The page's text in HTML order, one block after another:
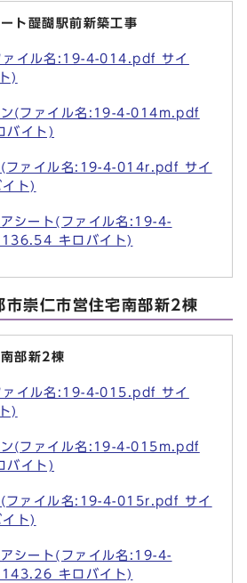
ト醍醐駅前新築工事
ァイル名:19-4-014.pdf サイ
)
ン(ファイル名:19-4-014m.pdf
バイト)
ファイル名:19-4-014r.pdf サイ
ト)
シート(ファイル名:19-4-
キロバイト)
崇仁市営住宅南部新2棟
部新2棟
ァイル名:19-4-015.pdf サイ
)
ン(ファイル名:19-4-015m.pdf
バイト)
ファイル名:19-4-015r.pdf サイ
ト)
シート(ファイル名:19-4-
キロバイト)